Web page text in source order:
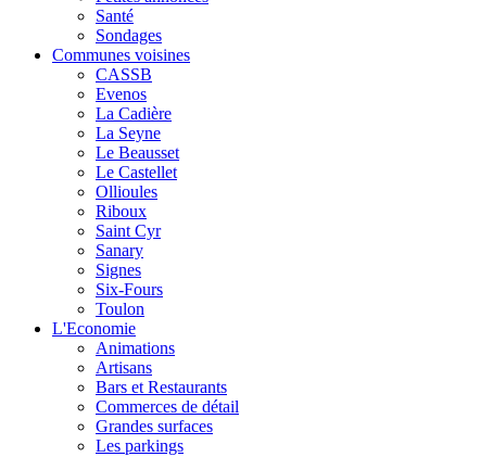
Santé
Sondages
Communes voisines
CASSB
Evenos
La Cadière
La Seyne
Le Beausset
Le Castellet
Ollioules
Riboux
Saint Cyr
Sanary
Signes
Six-Fours
Toulon
L'Economie
Animations
Artisans
Bars et Restaurants
Commerces de détail
Grandes surfaces
Les parkings